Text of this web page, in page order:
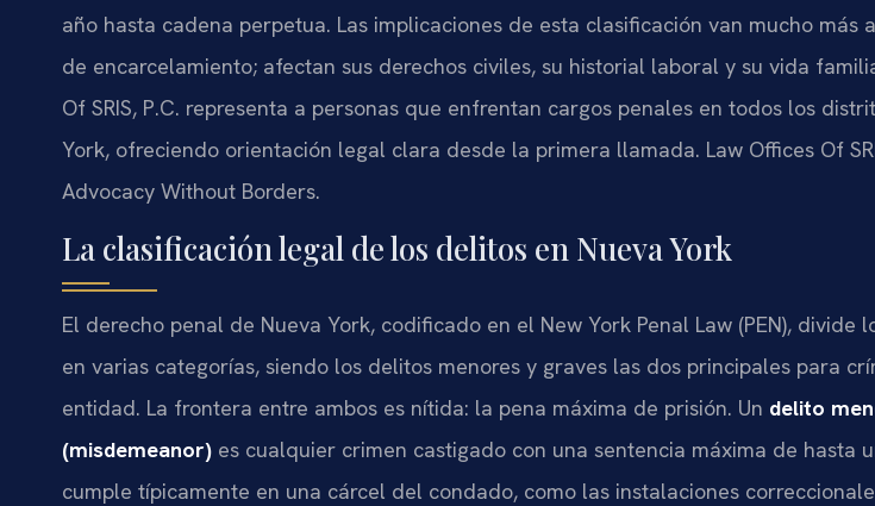
año hasta cadena perpetua. Las implicaciones de esta clasificación van mucho más
de encarcelamiento; afectan sus derechos civiles, su historial laboral y su vida
Of SRIS, P.C. representa a personas que enfrentan cargos penales en todos los
York, ofreciendo orientación legal clara desde la primera llamada. Law Offices Of
Advocacy Without Borders.
La clasificación legal de los delitos en Nueva York
El derecho penal de Nueva York, codificado en el New York Penal Law (PEN), divide
en varias categorías, siendo los delitos menores y graves las dos principales para
entidad. La frontera entre ambos es nítida: la pena máxima de prisión. Un delito
(misdemeanor) es cualquier crimen castigado con una sentencia máxima de hasta
cumple típicamente en una cárcel del condado, como las instalaciones